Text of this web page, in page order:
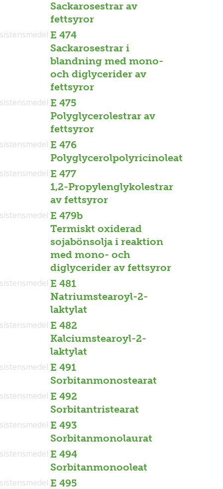
Sackarosestrar av
fettsyror
E 474
Sackarosestrar i
blandning med mono-
och diglycerider av
fettsyror
E 475
Polyglycerolestrar av
fettsyror
E 476
Polyglycerolpolyricinoleat
E 477
1,2-Propylenglykolestrar
av fettsyror
E 479b
Termiskt oxiderad
sojabönsolja i reaktion
med mono- och
diglycerider av fettsyror
E 481
Natriumstearoyl-2-
laktylat
E 482
Kalciumstearoyl-2-
laktylat
E 491
Sorbitanmonostearat
E 492
Sorbitantristearat
E 493
Sorbitanmonolaurat
E 494
Sorbitanmonooleat
E 495